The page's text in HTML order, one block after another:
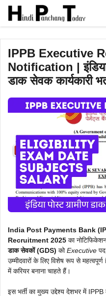
Skip
content
IPPB Executive
Notification |
डाक सेवक कार्यकारी
India Post Payments Bank
Recruitment 2025 का
डाक सेवकों (GDS) कोExecutive
उम्मीदवारों के लिए विशेष रूप से
में करियर बनाना चाहते हैं।
इस भर्ती का मुख्य उद्देश्य देशभर में